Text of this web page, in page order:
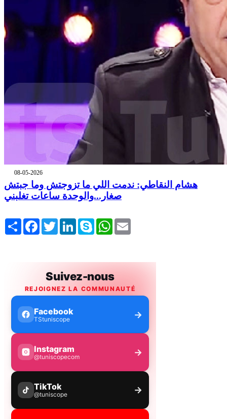
08-05-2026
هشام النقاطي: ندمت اللي ما تزوجتش وما جبتش
صغار...والوحدة ساعات تغلبني
Share FacebookTwitterLinkedInSkype WhatsApp